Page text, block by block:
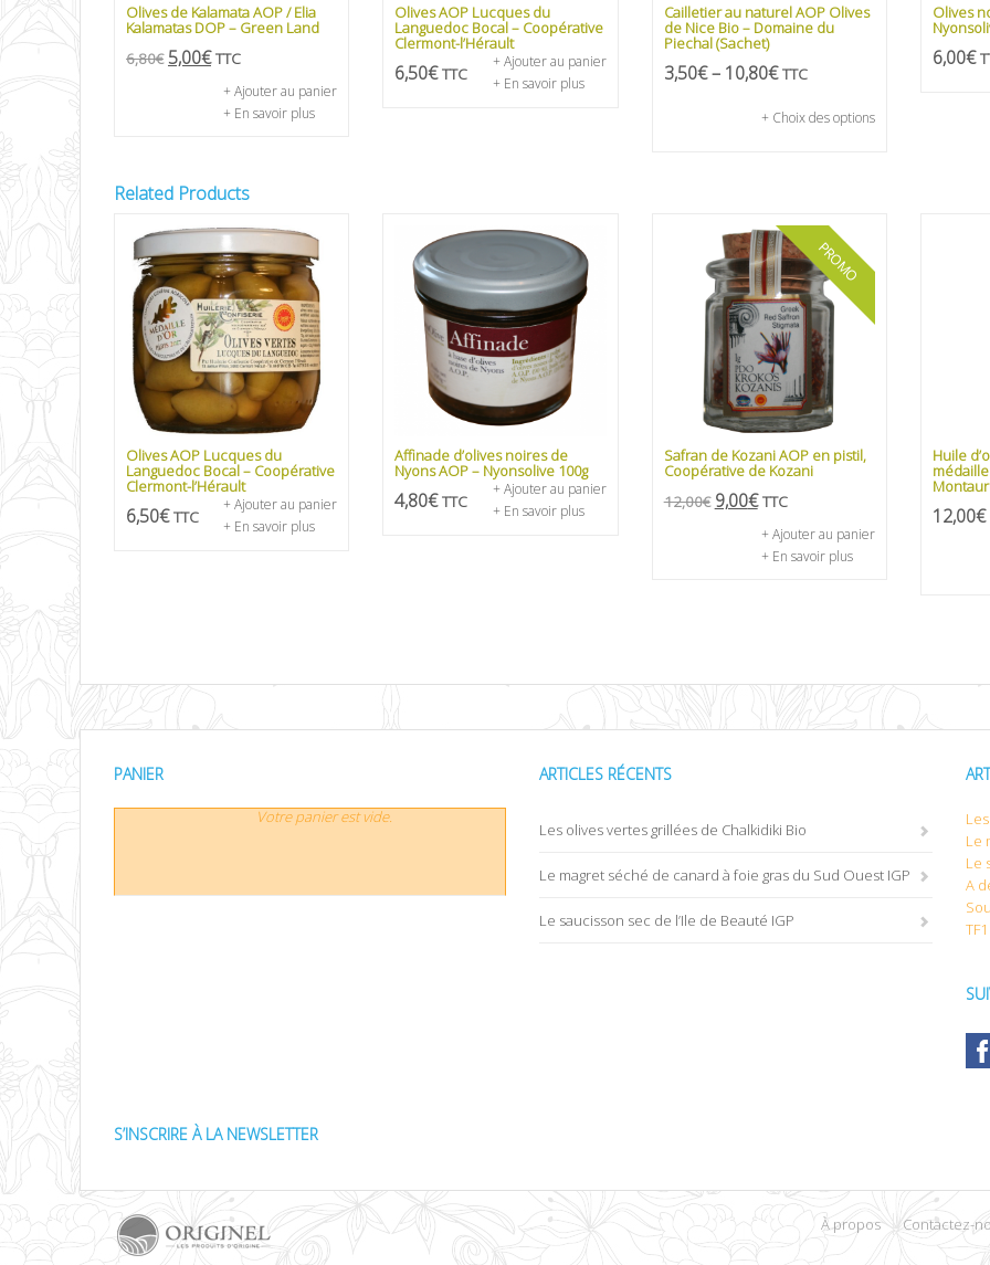
Olives de Kalamata AOP / Elia
Kalamatas DOP – Green Land
6,80€ 5,00€ TTC
+ Ajouter au panier
+ En savoir plus
Olives AOP Lucques du
Languedoc Bocal – Coopérative
Clermont-l’Hérault
6,50€ TTC
+ Ajouter au panier
+ En savoir plus
Cailletier au naturel AOP Olives
de Nice Bio – Domaine du
Piechal (Sachet)
3,50€– 10,80€ TTC
+ Choix des options
Olives
6,00€
Related Products
Olives AOP Lucques du
Languedoc Bocal – Coopérative
Clermont-l’Hérault
6,50€ TTC
+ Ajouter au panier
+ En savoir plus
Affinade d’olives noires de
Nyons AOP – Nyonsolive 100g
4,80€ TTC
+ Ajouter au panier
+ En savoir plus
PROMO
Safran de Kozani AOP en pistil,
Coopérative de Kozani
12,00€ 9,00€ TTC
+ Ajouter au panier
+ En savoir plus
Huile
12,00€
PANIER
Votre panier est vide.
ARTICLES RÉCENTS
Les olives vertes grillées de Chalkidiki Bio
Le magret séché de canard à foie gras du Sud Ouest IGP
Le saucisson sec de l’Ile de Beauté IGP
Le
Le
A
TF1
S’INSCRIRE À LA NEWSLETTER
À propos Contactez-